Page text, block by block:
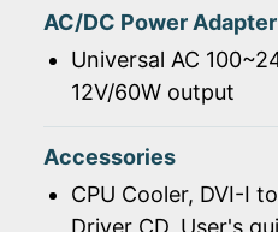
AC/DC Power Adapter
Universal AC
12V/60W output
Accessories
CPU Cooler, DVI-I
Driver CD, User's